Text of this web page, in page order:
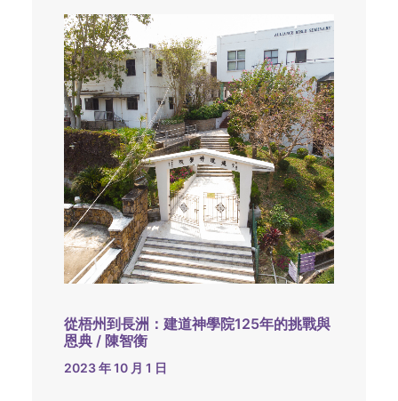
從梧州到長洲：建道神學院125年的挑戰與
恩典 / 陳智衡
2023 年 10 月 1 日